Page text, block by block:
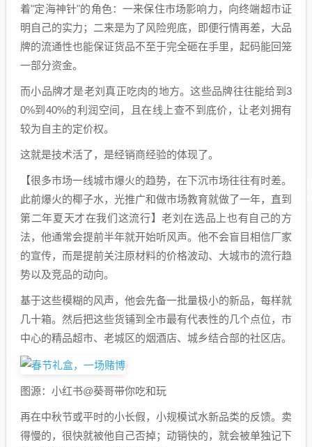
着"定海神针"的角色：一来保住市场影响力，向终端超市证
明自己的实力；二来是为了风险兜底，即便行情再差，大品
牌的流通性也能保证货品不至于完全砸在手里，起码能回笼
一部分资金。
而小品牌才是老刘真正吃肉的地方。这些品牌往往能给到3
0%到40%的利润空间，且在线上查不到底价，让老刘拥有
较为自主的定价权。
这就是技术活了，是经销商经验的体现了。
【很多市场一线城市爆火的趋势，在下沉市场往往有时差。
此前爆火的椰子水，光推广和做市场教育就做了一年，直到
第二年夏天才在我们这流行】老刘在选品上也有自己的方
法，他通常会提前半年就开始听风声。他不会盲目相信厂家
的宣传，而是提前关注原材料的价格波动、大城市的流行趋
势以及竞品的动向。
基于这些模糊的风声，他会先备一批量极小的新品，每样就
几十箱。然后把这些货铺到全市最有代表性的几个点位，市
中心的精品超市、老城区的烟酒店、城乡结合部的社区店。
图源：小红书@葵哥带你吃和玩
再在中秋节或平时的小长假，小规模试水新品类的反馈。卖
得慢的，很快就被他自己否掉；动销快的，就会被单独记下